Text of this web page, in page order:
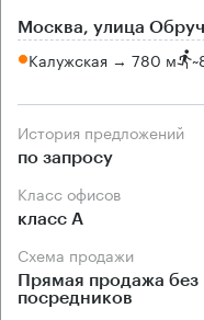
Москва, улица
Калужская → 780 м ~
История предложений
по запросу
Класс офисов
класс А
Схема продажи
Прямая продажа без
посредников